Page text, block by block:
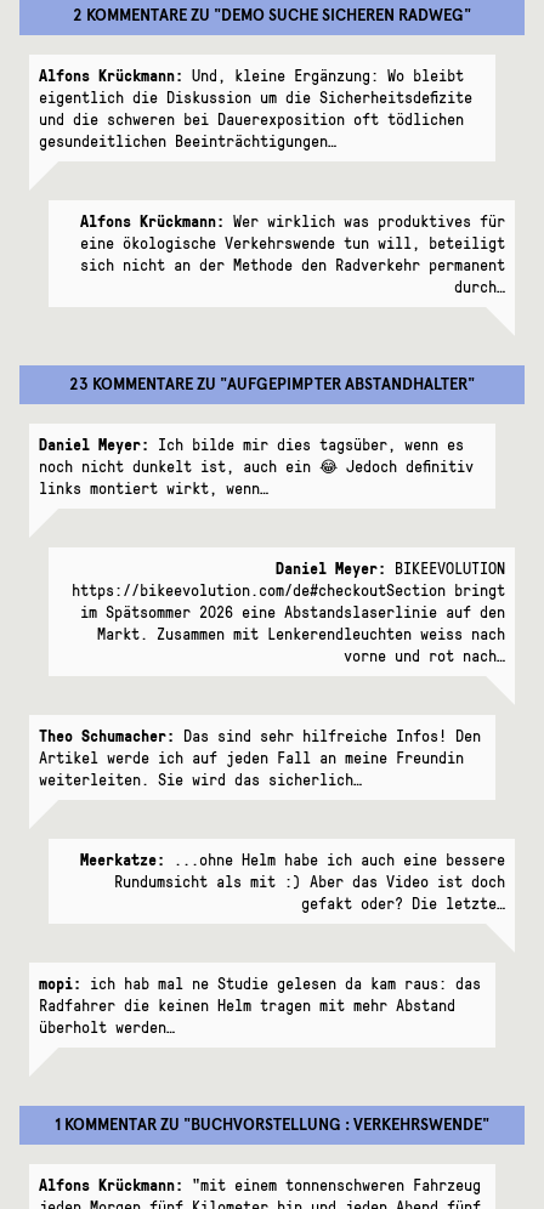
2 KOMMENTAREZU "DEMO SUCHE SICHEREN RADWEG"
Alfons Krückmann: Und, kleine Ergänzung: Wo bleibt
eigentlich die Diskussion um die Sicherheitsdefizite
und die schweren bei Dauerexposition oft tödlichen
gesundeitlichen Beeinträchtigungen…
Alfons Krückmann: Wer wirklich was produktives für
eine ökologische Verkehrswende tun will, beteiligt
sich nicht an der Methode den Radverkehr permanent
durch…
23 KOMMENTAREZU "AUFGEPIMPTER ABSTANDHALTER"
Daniel Meyer: Ich bilde mir dies tagsüber, wenn es
noch nicht dunkelt ist, auch ein 😂 Jedoch definitiv
links montiert wirkt, wenn…
Daniel Meyer: BIKEEVOLUTION
https://bikeevolution.com/de#checkoutSection bringt
im Spätsommer 2026 eine Abstandslaserlinie auf den
Markt. Zusammen mit Lenkerendleuchten weiss nach
vorne und rot nach…
Theo Schumacher: Das sind sehr hilfreiche Infos! Den
Artikel werde ich auf jeden Fall an meine Freundin
weiterleiten. Sie wird das sicherlich…
Meerkatze:
...ohne Helm habe ich auch eine bessere
Rundumsicht als mit :) Aber das Video ist doch
gefakt oder? Die letzte…
mopi: ich hab mal ne Studie gelesen da kam raus: das
Radfahrer die keinen Helm tragen mit mehr Abstand
überholt werden…
1 KOMMENTARZU "BUCHVORSTELLUNG : VERKEHRSWENDE"
Alfons Krückmann: "mit einem tonnenschweren Fahrzeug